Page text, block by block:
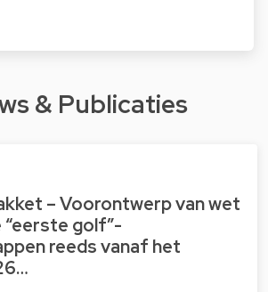
& Publicaties
– Voorontwerp van wet
“eerste golf”-
reeds vanaf het